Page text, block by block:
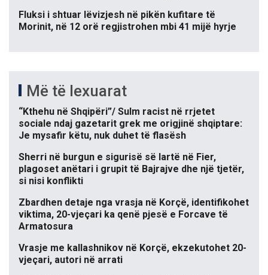
Fluksi i shtuar lëvizjesh në pikën kufitare të
Morinit, në 12 orë regjistrohen mbi 41 mijë hyrje
Më të lexuarat
“Kthehu në Shqipëri”/ Sulm racist në rrjetet
sociale ndaj gazetarit grek me origjinë shqiptare:
Je mysafir këtu, nuk duhet të flasësh
Sherri në burgun e sigurisë së lartë në Fier,
plagoset anëtari i grupit të Bajrajve dhe një tjetër,
si nisi konflikti
Zbardhen detaje nga vrasja në Korçë, identifikohet
viktima, 20-vjeçari ka qenë pjesë e Forcave të
Armatosura
Vrasje me kallashnikov në Korçë, ekzekutohet 20-
vjeçari, autori në arrati